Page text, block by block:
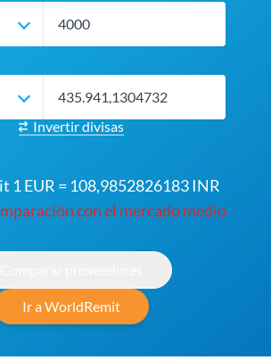
Invertir divisas
1 EUR = 108,9852826183 INR
con el mercado medio
Ir a WorldRemit